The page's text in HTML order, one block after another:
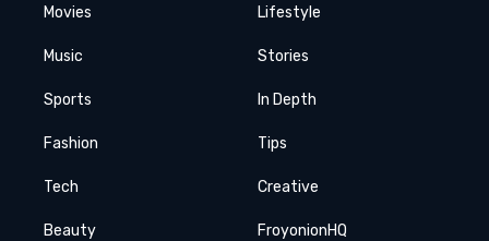
Movies
Music
Sports
Fashion
Tech
Beauty
Lifestyle
Stories
In Depth
Tips
Creative
FroyonionHQ